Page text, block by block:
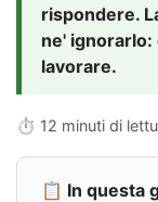
rispondere.
ne'
lavorare.
⏱ 12 minuti di
📋 In questa